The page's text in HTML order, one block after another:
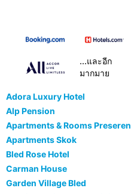
...และอีก
มากมาย
Adora Luxury Hotel
Alp Pension
Apartments & Rooms Preseren
Apartments Skok
Bled Rose Hotel
Carman House
Garden Village Bled